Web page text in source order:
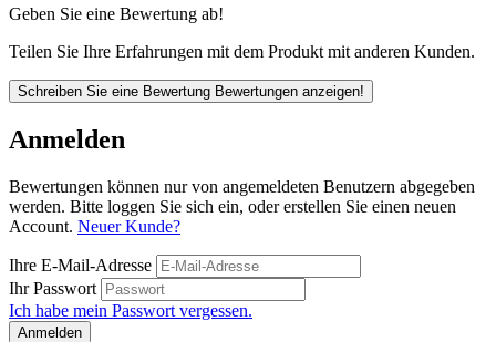
Geben Sie eine Bewertung ab!
Teilen Sie Ihre Erfahrungen mit dem Produkt mit anderen Kunden.
Schreiben Sie eine Bewertung Bewertungen anzeigen!
Anmelden
Bewertungen können nur von angemeldeten Benutzern abgegeben
werden. Bitte loggen Sie sich ein, oder erstellen Sie einen neuen
Account. Neuer Kunde?
Ihre E-Mail-Adresse
Ihr Passwort
Ich habe mein Passwort vergessen.
Anmelden